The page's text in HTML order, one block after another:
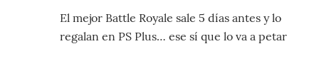
El mejor Battle Royale sale 5 días antes y lo
regalan en PS Plus… ese sí que lo va a petar